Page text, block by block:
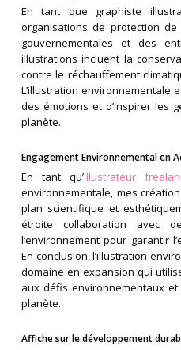
En tant que graphiste
organisations de protection de
gouvernementales et des
illustrations incluent la
contre le réchauffement
L’illustration environnementale
des émotions et d’inspirer les
planète.
Engagement Environnemental en
En tant qu’illustrateur
environnementale, mes
plan scientifique et
étroite collaboration avec
l’environnement pour garantir
En conclusion, l’illustration
domaine en expansion qui
aux défis environnementaux
planète.
Affiche sur le développement